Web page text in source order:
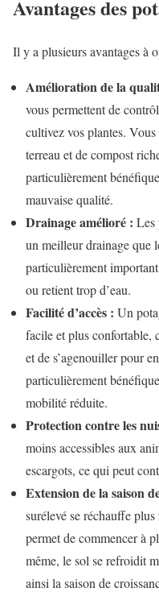
Avantages des
Il y a plusieurs avantages à
Amélioration de la
vous permettent de
cultivez vos plantes.
terreau et de compost
particulièrement
mauvaise qualité.
Drainage amélioré : Les
un meilleur drainage que
particulièrement
ou retient trop d’eau.
Facilité d’accès : Un
facile et plus confortable,
et de s’agenouiller pour
particulièrement
mobilité réduite.
Protection contre les
moins accessibles aux
escargots, ce qui peut
Extension de la saison
surélevé se réchauffe
permet de commencer à
même, le sol se refroidit
ainsi la saison de